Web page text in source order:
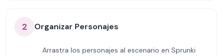
2 Organizar Personajes
Arrastra los personajes al escenario en Sprunki